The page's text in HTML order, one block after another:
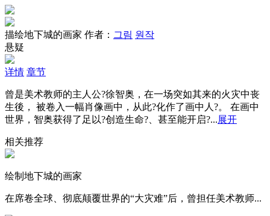
描绘地下城的画家 作者： 그림 원작
悬疑
详情 章节
曾是美术教师的主人公?徐智奥，在一场突如其来的火灾中丧
生後， 被卷入一幅肖像画中，从此?化作了画中人?。 在画中
世界，智奥获得了足以?创造生命?、甚至能开启?...展开
相关推荐
绘制地下城的画家
在席卷全球、彻底颠覆世界的“大灾难”后，曾担任美术教师...